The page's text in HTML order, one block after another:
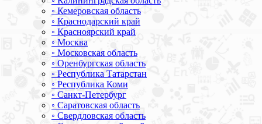
◦ Кемеровская область
◦ Краснодарский край
◦ Красноярский край
◦ Москва
◦ Московская область
◦ Оренбургская область
◦ Республика Татарстан
◦ Республика Коми
◦ Санкт-Петербург
◦ Саратовская область
◦ Свердловская область